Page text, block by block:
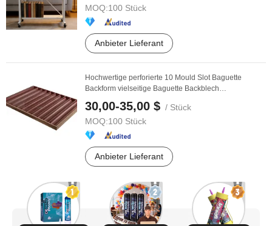
MOQ:100 Stück
Anbieter Lieferant
Hochwertige perforierte 10 Mould Slot Baguette
Backform vielseitige Baguette Backblech
30,00-35,00 $ / Stück
MOQ:100 Stück
Anbieter Lieferant